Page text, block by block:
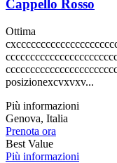
Cappello Rosso
Ottima
posizionexcvxvxv...
Più informazioni
Genova, Italia
Prenota ora
Best Value
Più informazioni